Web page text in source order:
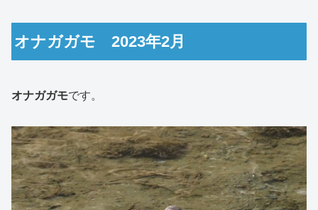
オナガガモ 2023年2月
オナガガモです。